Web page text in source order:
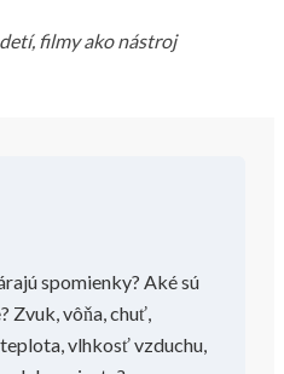
filmy ako nástroj
spomienky? Aké sú
Zvuk, vôňa, chuť,
vlhkosť vzduchu,